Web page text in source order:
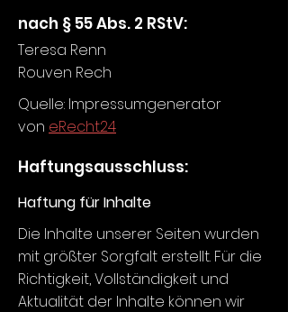
nach § 55 Abs. 2 RStV:
Teresa Renn
Rouven Rech
Quelle: Impressumgenerator
von eRecht24
Haftungsausschluss:
Haftung für Inhalte
Die Inhalte unserer Seiten wurden
mit größter Sorgfalt erstellt. Für die
Richtigkeit, Vollständigkeit und
Aktualität der Inhalte können wir